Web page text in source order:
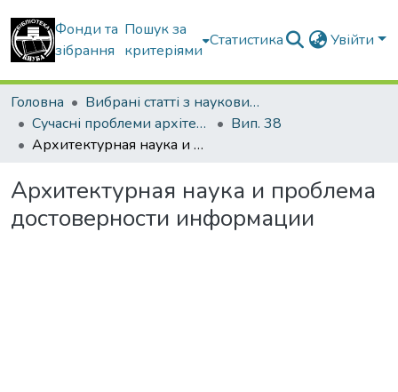
Фонди та
зібрання
Пошук за
критеріями
Статистика Увійти
Головна
Вибрані статті з наукових збірників КНУБА
Сучасні проблеми архітектури та містобудування
Вип. 38
Архитектурная наука и проблема достоверности информации
Архитектурная наука и проблема
достоверности информации